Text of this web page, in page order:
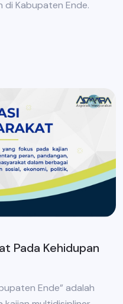
di Kabupaten Ende.
Pada Kehidupan
Ende” adalah